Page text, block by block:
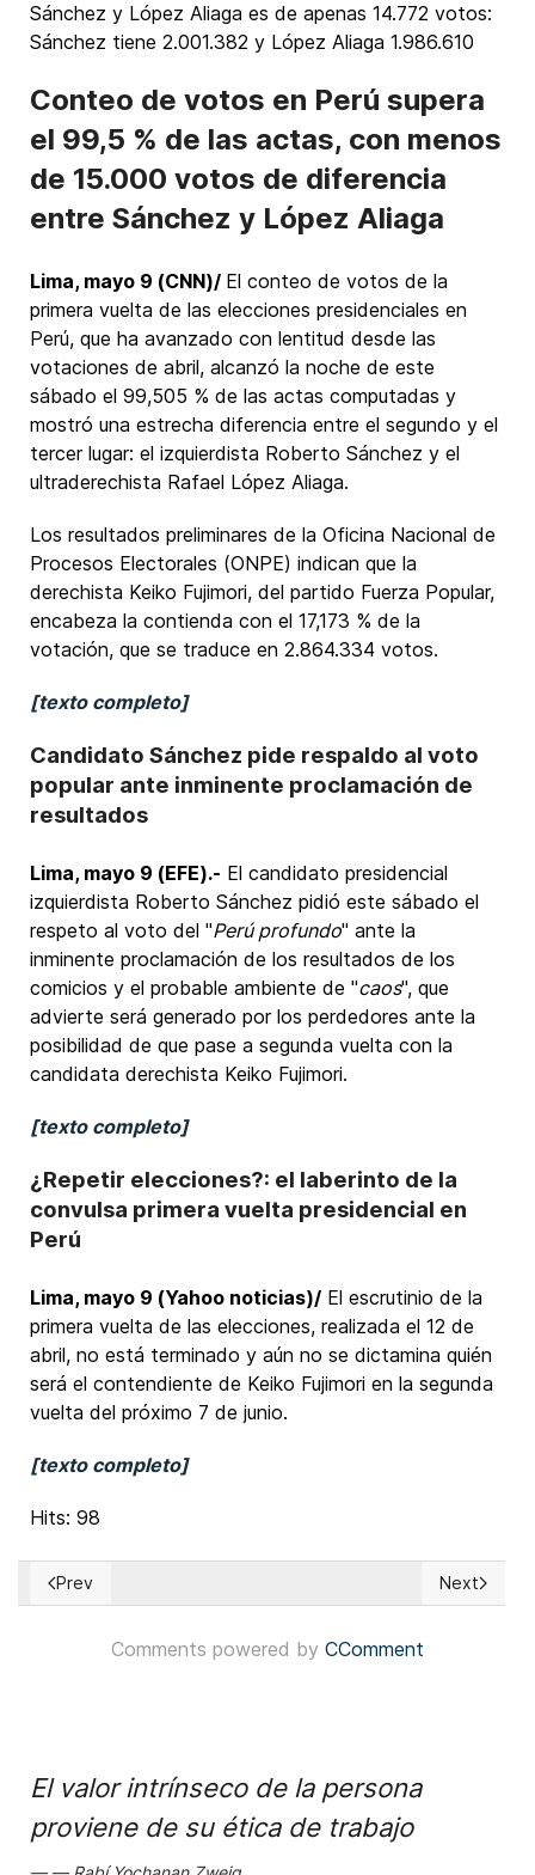
Sánchez y López Aliaga es de apenas 14.772 votos:
Sánchez tiene 2.001.382 y López Aliaga 1.986.610
Conteo de votos en Perú supera
el 99,5 % de las actas, con menos
de 15.000 votos de diferencia
entre Sánchez y López Aliaga
Lima, mayo 9 (CNN)/ El conteo de votos de la
primera vuelta de las elecciones presidenciales en
Perú, que ha avanzado con lentitud desde las
votaciones de abril, alcanzó la noche de este
sábado el 99,505 % de las actas computadas y
mostró una estrecha diferencia entre el segundo y el
tercer lugar: el izquierdista Roberto Sánchez y el
ultraderechista Rafael López Aliaga.
Los resultados preliminares de la Oficina Nacional de
Procesos Electorales (ONPE) indican que la
derechista Keiko Fujimori, del partido Fuerza Popular,
encabeza la contienda con el 17,173 % de la
votación, que se traduce en 2.864.334 votos.
[texto completo]
Candidato Sánchez pide respaldo al voto
popular ante inminente proclamación de
resultados
Lima, mayo 9 (EFE).- El candidato presidencial
izquierdista Roberto Sánchez pidió este sábado el
respeto al voto del "Perú profundo" ante la
inminente proclamación de los resultados de los
comicios y el probable ambiente de "caos", que
advierte será generado por los perdedores ante la
posibilidad de que pase a segunda vuelta con la
candidata derechista Keiko Fujimori.
[texto completo]
¿Repetir elecciones?: el laberinto de la
convulsa primera vuelta presidencial en
Perú
Lima, mayo 9 (Yahoo noticias)/ El escrutinio de la
primera vuelta de las elecciones, realizada el 12 de
abril, no está terminado y aún no se dictamina quién
será el contendiente de Keiko Fujimori en la segunda
vuelta del próximo 7 de junio.
[texto completo]
Hits: 98
Previous article: Filipinas: Cámara de Representantes
Prev Next
Next
Comments powered by CComment
El valor intrínseco de la persona
proviene de su ética de trabajo